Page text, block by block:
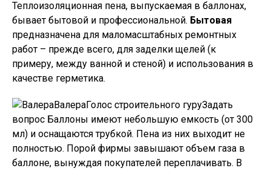
Теплоизоляционная пена, выпускаемая в баллонах,
бывает бытовой и профессиональной. Бытовая
предназначена для маломасштабных ремонтных
работ – прежде всего, для заделки щелей (к
примеру, между ванной и стеной) и использования в
качестве герметика.
ВалераГолос строительного гуруЗадать
вопрос Баллоны имеют небольшую емкость (от 300
мл) и оснащаются трубкой. Пена из них выходит не
полностью. Порой фирмы завышают объем газа в
баллоне, вынуждая покупателей переплачивать. В